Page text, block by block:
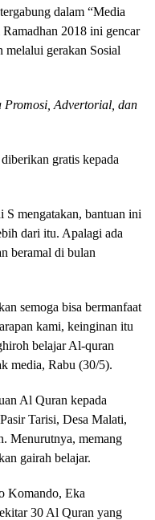
dalam “Media
2018 ini gencar
melalui gerakan Sosial
Promosi, Advertorial, dan
gratis kepada
mengatakan, bantuan ini
dari itu. Apalagi ada
beramal di bulan
semoga bisa bermanfaat
kami, keinginan itu
belajar Al-quran
media, Rabu (30/5).
Al Quran kepada
Tarisi, Desa Malati,
Menurutnya, memang
gairah belajar.
Komando, Eka
30 Al Quran yang